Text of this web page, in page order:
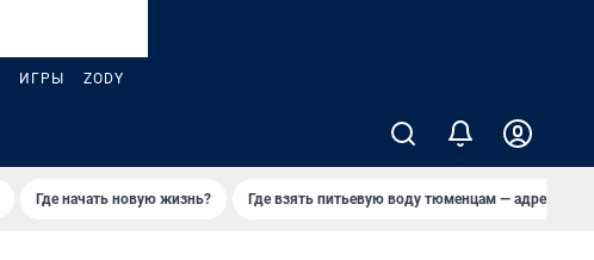
ИГРЫ ZODY
Где начать новую жизнь? Где взять питьевую воду тюменцам — адреса